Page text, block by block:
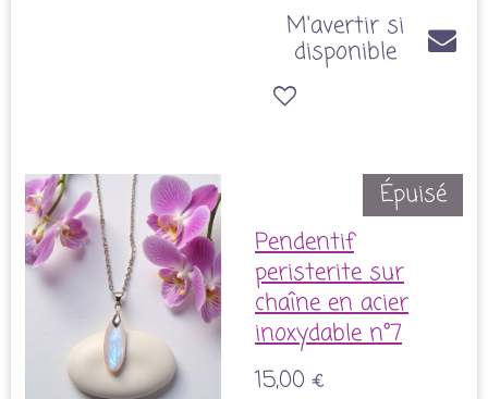
M'avertir si
disponible
Épuisé
Pendentif
peristerite sur
chaîne en acier
inoxydable n°7
15,00 €